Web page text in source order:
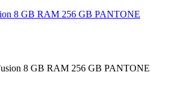
8 GB RAM 256 GB PANTONE